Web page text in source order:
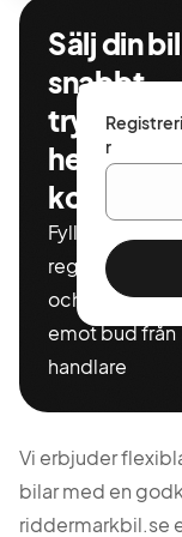
Sälj din bil
snabbt,
tryggt
helt
Fyll i ditt
och miltal för
emot bud från
handlare
r
Vi erbjuder
bilar med en
riddermarkbil.se